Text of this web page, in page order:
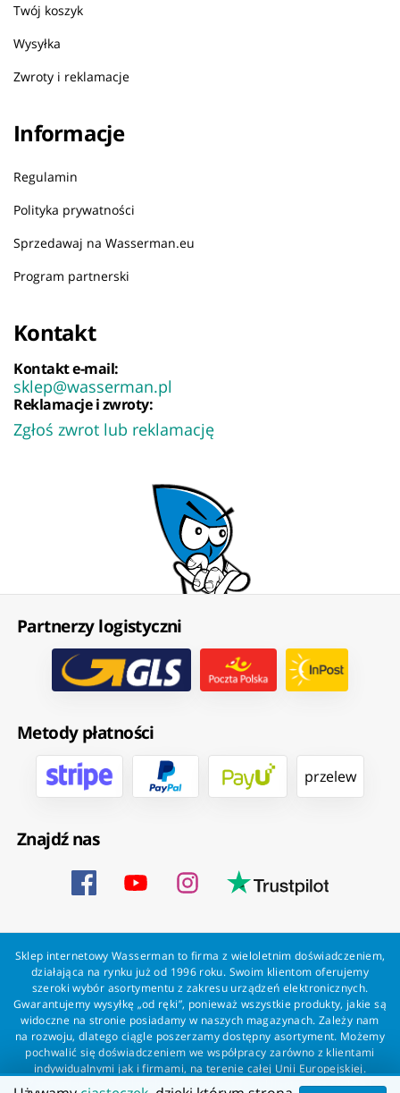
Twój koszyk
Wysyłka
Zwroty i reklamacje
Informacje
Regulamin
Polityka prywatności
Sprzedawaj na Wasserman.eu
Program partnerski
Kontakt
Kontakt e-mail:
sklep@wasserman.pl
Reklamacje i zwroty:
Zgłoś zwrot lub reklamację
Partnerzy logistyczni
Metody płatności
przelew
Znajdź nas
Sklep internetowy Wasserman to firma z wieloletnim doświadczeniem,
działająca na rynku już od 1996 roku. Swoim klientom oferujemy
szeroki wybór asortymentu z zakresu urządzeń elektronicznych.
Gwarantujemy wysyłkę „od ręki”, ponieważ wszystkie produkty, jakie są
widoczne na stronie posiadamy w naszych magazynach. Zależy nam
na rozwoju, dlatego ciągle poszerzamy dostępny asortyment. Możemy
pochwalić się doświadczeniem we współpracy zarówno z klientami
indywidualnymi jak i firmami, na terenie całej Unii Europejskiej.
Zapewniamy profesjonalną obsługę każdego klienta oraz szybką i